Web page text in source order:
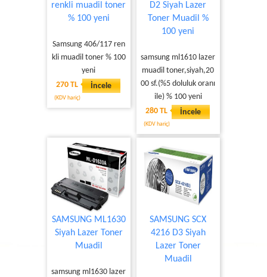
renkli muadil toner
% 100 yeni
Samsung 406/117 ren
kli muadil toner % 100
yeni
270 TL
(KDV hariç)
İncele
D2 Siyah Lazer
Toner Muadil %
100 yeni
samsung ml1610 lazer
muadil toner,siyah,20
00 sf.(%5 doluluk oranı
ile) % 100 yeni
280 TL
(KDV hariç)
İncele
SAMSUNG ML1630
Siyah Lazer Toner
Muadil
samsung ml1630 lazer
SAMSUNG SCX
4216 D3 Siyah
Lazer Toner
Muadil